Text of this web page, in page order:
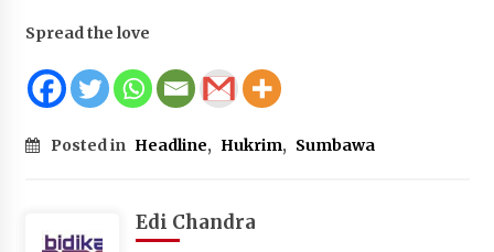
Spread the love
Posted in Headline, Hukrim, Sumbawa
Edi Chandra